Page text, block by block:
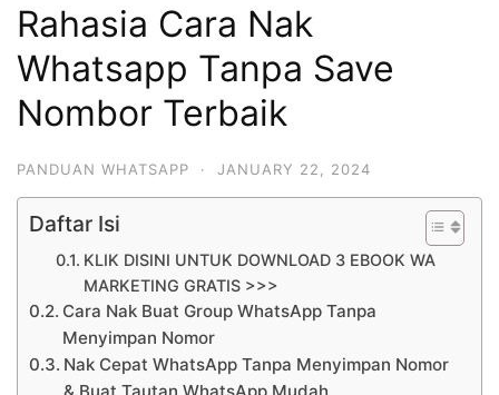
Rahasia Cara Nak
Whatsapp Tanpa Save
Nombor Terbaik
PANDUAN WHATSAPP · JANUARY 22, 2024
Daftar Isi
KLIK DISINI UNTUK DOWNLOAD 3 EBOOK WA
MARKETING GRATIS >>>
Cara Nak Buat Group WhatsApp Tanpa
Menyimpan Nomor
Nak Cepat WhatsApp Tanpa Menyimpan Nomor
& Buat Tautan WhatsApp Mudah